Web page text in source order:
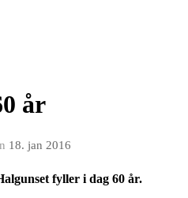
år
18. jan 2016
fyller i dag 60 år.